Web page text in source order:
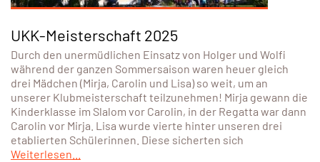
UKK-Meisterschaft 2025
Durch den unermüdlichen Einsatz von Holger und Wolfi
während der ganzen Sommersaison waren heuer gleich
drei Mädchen (Mirja, Carolin und Lisa) so weit, um an
unserer Klubmeisterschaft teilzunehmen! Mirja gewann die
Kinderklasse im Slalom vor Carolin, in der Regatta war dann
Carolin vor Mirja. Lisa wurde vierte hinter unseren drei
etablierten Schülerinnen. Diese sicherten sich
Weiterlesen...